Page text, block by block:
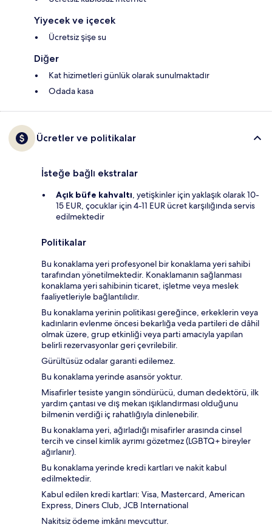
Yiyecek ve içecek
Ücretsiz şişe su
Diğer
Kat hizimetleri günlük olarak sunulmaktadır
Odada kasa
Ücretler ve politikalar
İsteğe bağlı ekstralar
Açık büfe kahvaltı, yetişkinler için yaklaşık olarak 10-
15 EUR, çocuklar için 4-11 EUR ücret karşılığında servis
edilmektedir
Politikalar
Bu konaklama yeri profesyonel bir konaklama yeri sahibi
tarafından yönetilmektedir. Konaklamanın sağlanması
konaklama yeri sahibinin ticaret, işletme veya meslek
faaliyetleriyle bağlantılıdır.
Bu konaklama yerinin politikası gereğince, erkeklerin veya
kadınların evlenme öncesi bekarlığa veda partileri de dâhil
olmak üzere, grup etkinliği veya parti amacıyla yapılan
belirli rezervasyonlar geri çevrilebilir.
Gürültüsüz odalar garanti edilemez.
Bu konaklama yerinde asansör yoktur.
Misafirler tesiste yangın söndürücü, duman dedektörü, ilk
yardım çantası ve dış mekan ışıklandırması olduğunu
bilmenin verdiği iç rahatlığıyla dinlenebilir.
Bu konaklama yeri, ağırladığı misafirler arasında cinsel
tercih ve cinsel kimlik ayrımı gözetmez (LGBTQ+ bireyler
ağırlanır).
Bu konaklama yerinde kredi kartları ve nakit kabul
edilmektedir.
Kabul edilen kredi kartları: Visa, Mastercard, American
Express, Diners Club, JCB International
Nakitsiz ödeme imkânı mevcuttur.